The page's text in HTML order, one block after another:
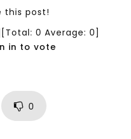
this post!
[Total: 0 Average: 0]
in to vote
0